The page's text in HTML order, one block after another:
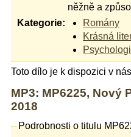
něžně a
Kategorie:
Romány
Krásná
Toto dílo je k dispozici v
MP3: MP6225, Nový
2018
Podrobnosti o titulu